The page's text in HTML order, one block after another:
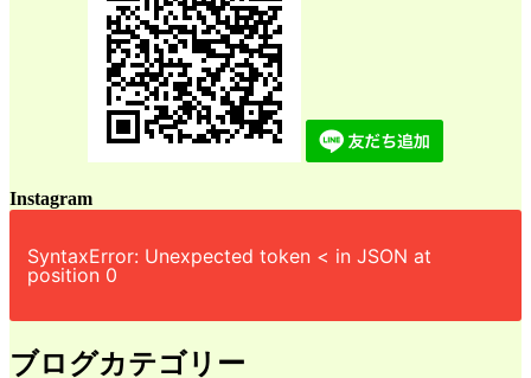
Instagram
SyntaxError: Unexpected token < in JSON at
position 0
ブログカテゴリー